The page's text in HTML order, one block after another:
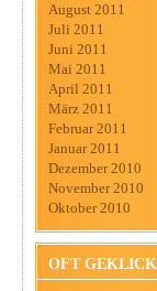
August 2011
Juli 2011
Juni 2011
Mai 2011
April 2011
März 2011
Februar 2011
Januar 2011
Dezember 2010
November 2010
Oktober 2010
OFT